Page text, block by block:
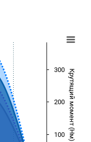
Крутящий момент (Нм)
100
200
300